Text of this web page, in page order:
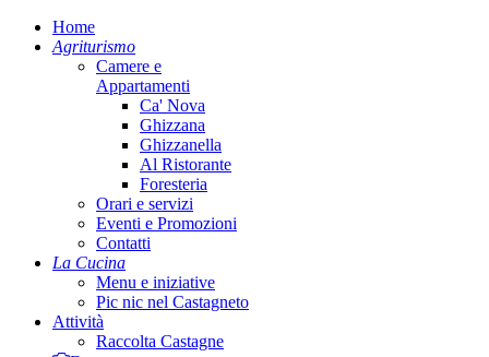
Home
Agriturismo
Camere e
Appartamenti
Ca' Nova
Ghizzana
Ghizzanella
Al Ristorante
Foresteria
Orari e servizi
Eventi e Promozioni
Contatti
La Cucina
Menu e iniziative
Pic nic nel Castagneto
Attività
Raccolta Castagne